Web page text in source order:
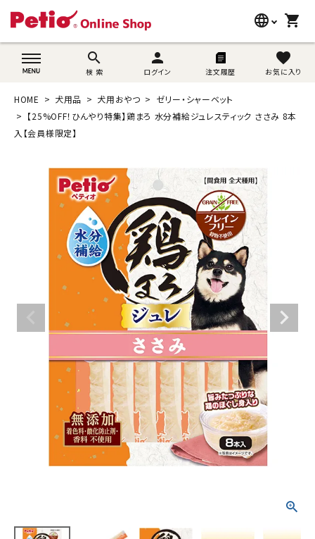
language
wovn-lang-name
shopping_cart
search
検 索
person
ログイン 注文履歴
favorite
お気に入り
search
猫用品
ブランド別に探す
目的別に探す
SNS
ご利用案内
ACCOUNT MENU
ログイン person 新規会員登録
HOME 犬用品 犬用おやつ
ゼリー・シャーベット
【25%OFF！ひんやり特集】鶏まろ 水分補給ジュレスティック ささみ 8本
入【会員様限定】